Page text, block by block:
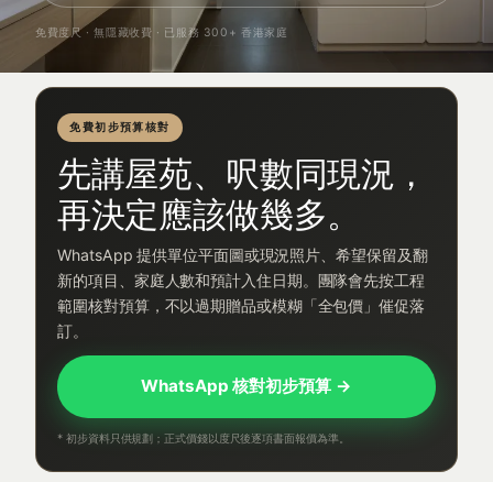
免費度尺 · 無隱藏收費 · 已服務 300+ 香港家庭
免費初步預算核對
先講屋苑、呎數同現況，
再決定應該做幾多。
WhatsApp 提供單位平面圖或現況照片、希望保留及翻
新的項目、家庭人數和預計入住日期。團隊會先按工程
範圍核對預算，不以過期贈品或模糊「全包價」催促落
訂。
WhatsApp 核對初步預算 →
* 初步資料只供規劃；正式價錢以度尺後逐項書面報價為準。